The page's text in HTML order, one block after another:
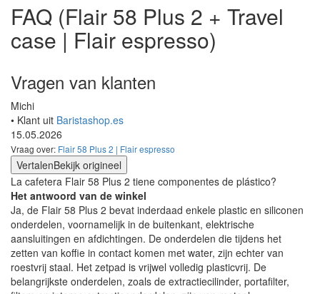
FAQ (Flair 58 Plus 2 + Travel
case | Flair espresso)
Vragen van klanten
Michi
• Klant uit Baristashop.es
15.05.2026
Vraag over: Flair 58 Plus 2 | Flair espresso
VertalenBekijk origineel
La cafetera Flair 58 Plus 2 tiene componentes de plástico?
Het antwoord van de winkel
Ja, de Flair 58 Plus 2 bevat inderdaad enkele plastic en siliconen
onderdelen, voornamelijk in de buitenkant, elektrische
aansluitingen en afdichtingen. De onderdelen die tijdens het
zetten van koffie in contact komen met water, zijn echter van
roestvrij staal. Het zetpad is vrijwel volledig plasticvrij. De
belangrijkste onderdelen, zoals de extractiecilinder, portafilter,